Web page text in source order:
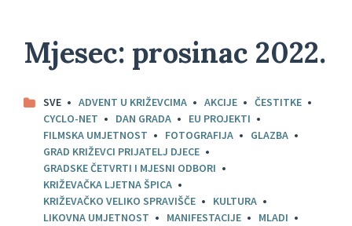
Mjesec: prosinac 2022.
SVE ADVENT U KRIŽEVCIMA AKCIJE
ČESTITKE
CYCLO-NET
DAN GRADA
EU PROJEKTI
FILMSKA UMJETNOST
FOTOGRAFIJA
GLAZBA
GRAD KRIŽEVCI PRIJATELJ DJECE
GRADSKE ČETVRTI I MJESNI ODBORI
KRIŽEVAČKA LJETNA ŠPICA
KRIŽEVAČKO VELIKO SPRAVIŠČE
KULTURA
LIKOVNA UMJETNOST
MANIFESTACIJE
MLADI